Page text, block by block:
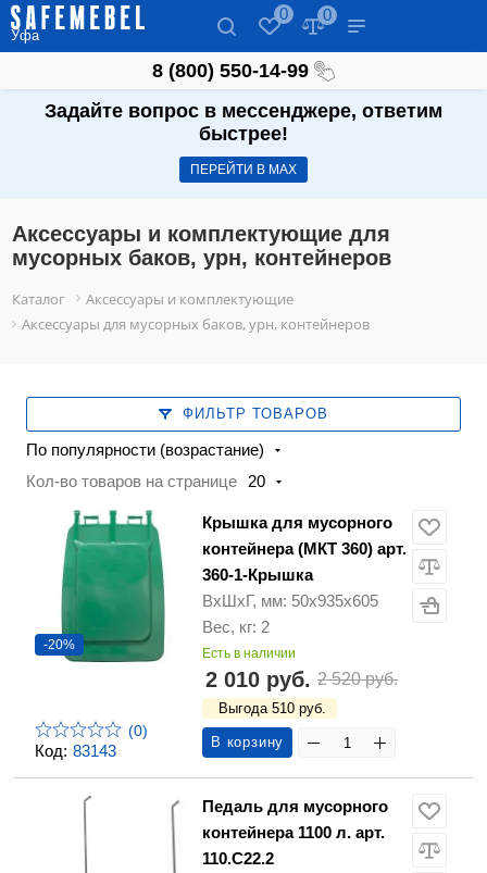
Уфа
0 0
8 (800) 550-14-99
Задайте вопрос в мессенджере, ответим
быстрее!
ПЕРЕЙТИ В МАХ
Аксессуары и комплектующие для
мусорных баков, урн, контейнеров
Каталог
Аксессуары и комплектующие
Аксессуары для мусорных баков, урн, контейнеров
ФИЛЬТР ТОВАРОВ
По популярности (возрастание)
Кол-во товаров на странице
20
Код: 83143
-20%
(0)
Крышка для мусорного
контейнера (МКТ 360) арт.
360-1-Крышка
ВхШхГ, мм: 50х935х605
Вес, кг: 2
Есть в наличии
2 010 руб. 2 520 руб.
Выгода 510 руб.
В корзину
Педаль для мусорного
контейнера 1100 л. арт.
110.С22.2